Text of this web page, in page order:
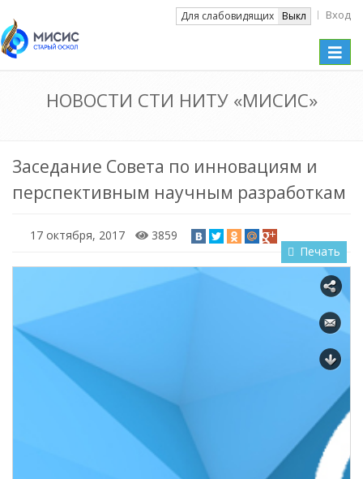
Для слабовидящих Выкл Вход
Toggle
НОВОСТИ СТИ НИТУ «МИСИС»
Заседание Совета по инновациям и
перспективным научным разработкам
17 октября, 2017
3859
Печать